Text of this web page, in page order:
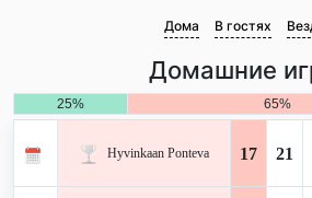
Дома В гостях
Домашние
25% 65%
Hyvinkaan Ponteva 17 21